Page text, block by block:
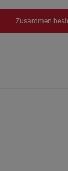
Zusammen